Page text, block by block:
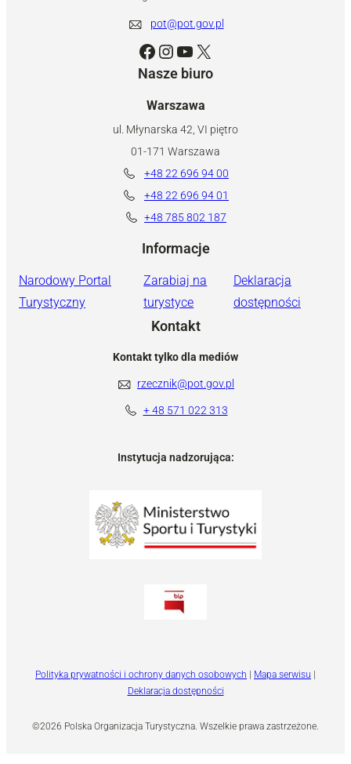
pot@pot.gov.pl
Facebook Instagram YouTube X
Nasze biuro
Warszawa
ul. Młynarska 42, VI piętro
01-171 Warszawa
+48 22 696 94 00
+48 22 696 94 01
+48 785 802 187
Informacje
Narodowy Portal
Turystyczny
Zarabiaj na
turystyce
Deklaracja
dostępności
Kontakt
Kontakt tylko dla mediów
rzecznik@pot.gov.pl
+ 48 571 022 313
Instytucja nadzorująca:
©2026 Polska Organizacja Turystyczna. Wszelkie prawa zastrzeżone.
Polityka prywatności i ochrony danych osobowych | Mapa serwisu |
Deklaracja dostępności